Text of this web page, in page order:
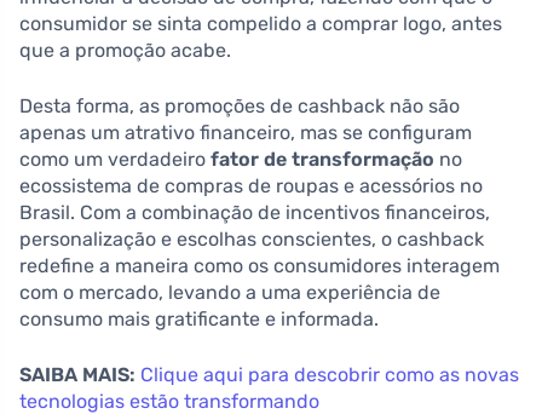
consumidor se sinta compelido a comprar logo, antes
que a promoção acabe.
Desta forma, as promoções de cashback não são
apenas um atrativo financeiro, mas se configuram
como um verdadeiro fator de transformação no
ecossistema de compras de roupas e acessórios no
Brasil. Com a combinação de incentivos financeiros,
personalização e escolhas conscientes, o cashback
redefine a maneira como os consumidores interagem
com o mercado, levando a uma experiência de
consumo mais gratificante e informada.
SAIBA MAIS: Clique aqui para descobrir como as novas
tecnologias estão transformando